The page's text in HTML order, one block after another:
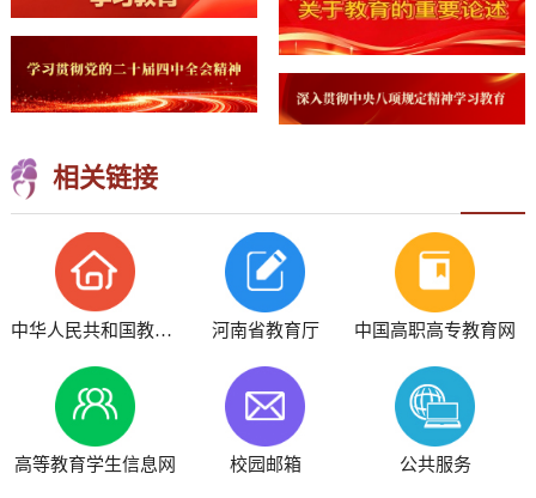
相关链接
中华人民共和国教育部 河南省教育厅 中国高职高专教育网
高等教育学生信息网 校园邮箱 公共服务